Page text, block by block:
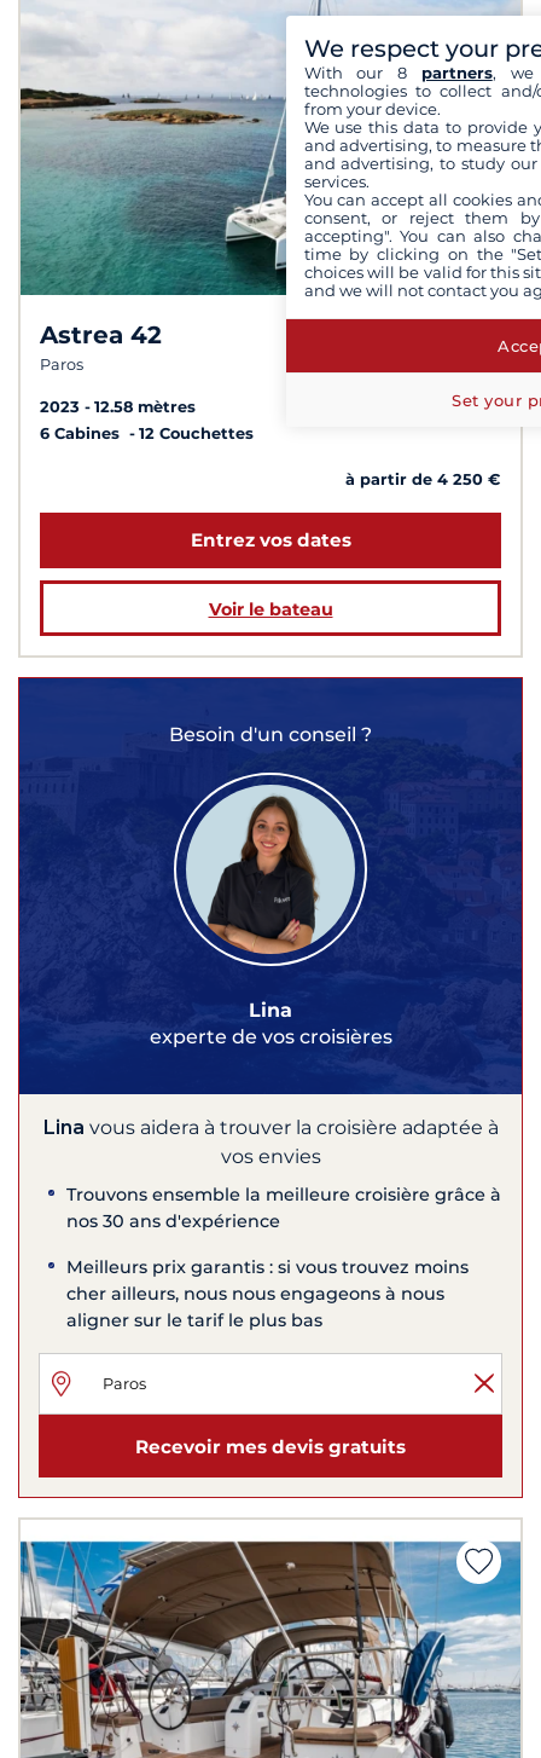
Astrea 42
Paros
2023
12.58 mètres
6 Cabines
12 Couchettes
à partir de 4 250 €
Entrez vos dates
Voir le bateau
Besoin d'un conseil ?
Lina
experte de vos croisières
Lina vous aidera à trouver la croisière adaptée à
vos envies
Trouvons ensemble la meilleure croisière grâce à
nos 30 ans d'expérience
Meilleurs prix garantis : si vous trouvez moins
cher ailleurs, nous nous engageons à nous
aligner sur le tarif le plus bas
Recevoir mes devis gratuits
We respect your
With our 8 partners, we
technologies to collect
from your device.
We use this data to provide
and advertising, to measure
and advertising, to study
services.
You can accept all cookies
consent, or reject them
accepting". You can also
time by clicking on the
choices will be valid for this
and we will not contact you
Set your